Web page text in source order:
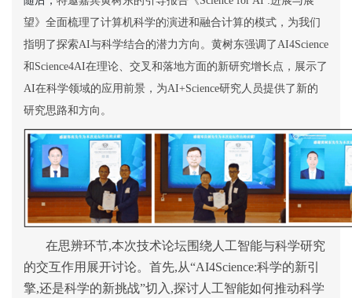
望》全面梳理了计算机科学的演进和融合计算的模式，为我们
指明了探索AI与科学结合的潜力方向。黄树东强调了AI4Science
和Science4AI在理论、交叉和落地方面的新研究增长点，展示了
AI在科学领域的应用前景，为AI+Science研究人员提供了新的
研究思路和方向。
在思辨环节,本次技术论坛围绕人工智能与科学研究
的交互作用展开讨论。首先,从“AI4Science:科学的新引
擎,还是科学的新挑战”切入,探讨人工智能如何推动科学